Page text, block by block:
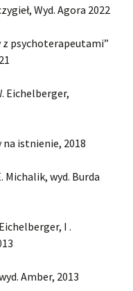
Wyd. Agora 2022
z psychoterapeutami”
Eichelberger,
na istnienie, 2018
Michalik, wyd. Burda
I .
Amber, 2013